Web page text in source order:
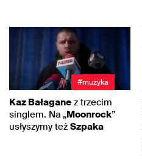
#muzyka
Kaz Bałagane z trzecim
singlem. Na „Moonrock”
usłyszymy też Szpaka